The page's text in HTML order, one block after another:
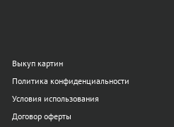
Выкуп картин
Политика конфиденциальности
Условия использования
Договор оферты